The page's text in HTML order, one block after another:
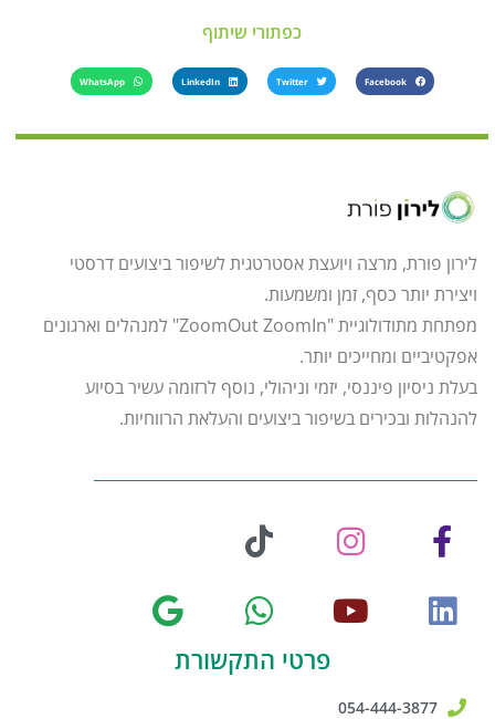
כפתורי שיתוף
Facebook
Twitter
LinkedIn
WhatsApp
לירון פורת, מרצה ויועצת אסטרטגית לשיפור ביצועים דרסטי
ויצירת יותר כסף, זמן ומשמעות.
מפתחת מתודולוגיית "ZoomOut ZoomIn" למנהלים וארגונים
אפקטיביים ומחייכים יותר.
בעלת ניסיון פיננסי, יזמי וניהולי, נוסף לרזומה עשיר בסיוע
להנהלות ובכירים בשיפור ביצועים והעלאת הרווחיות.
פרטי התקשורת
054-444-3877